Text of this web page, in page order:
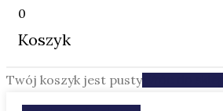
0
Koszyk
Twój koszyk jest pusty